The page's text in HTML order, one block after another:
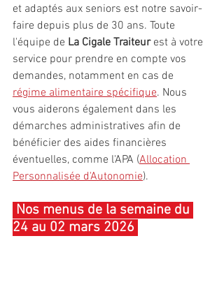
et adaptés aux seniors est notre savoir-
faire depuis plus de 30 ans. Toute
l'équipe de La Cigale Traiteur est à votre
service pour prendre en compte vos
demandes, notamment en cas de
régime alimentaire spécifique. Nous
vous aiderons également dans les
démarches administratives afin de
bénéficier des aides financières
éventuelles, comme l'APA (Allocation
Personnalisée d'Autonomie).
24 au 02 mars 2026